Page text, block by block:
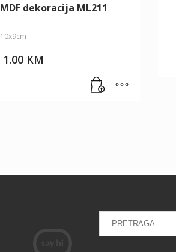
MDF dekoracija ML211
10x9cm
1.00 KM